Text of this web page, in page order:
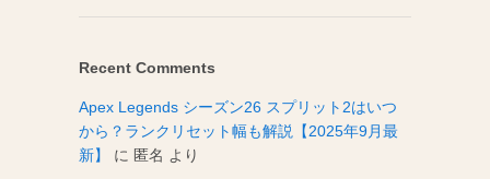
Recent Comments
Apex Legends シーズン26 スプリット2はいつ
から？ランクリセット幅も解説【2025年9月最
新】
に 匿名 より